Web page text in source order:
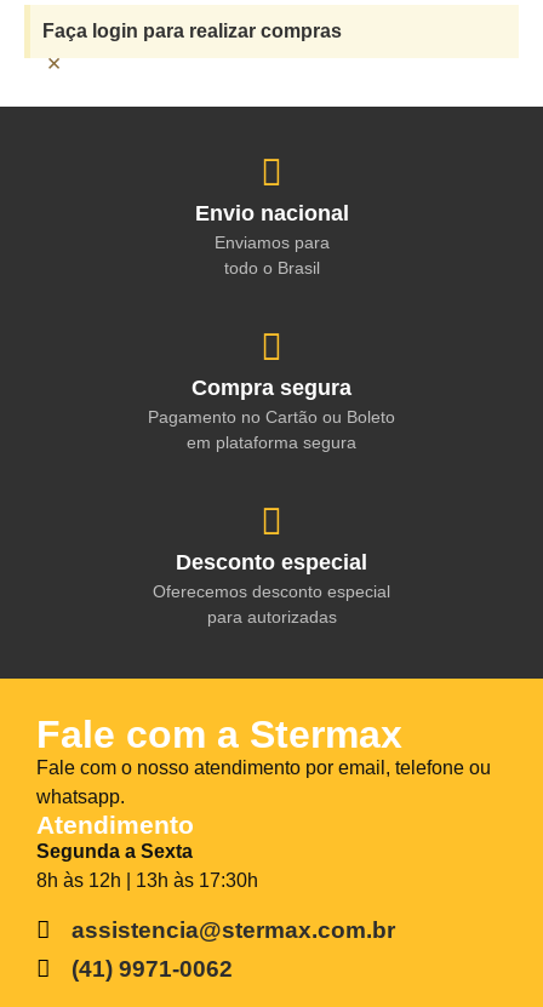
Faça login para realizar compras
×
Envio nacional
Enviamos para
todo o Brasil
Compra segura
Pagamento no Cartão ou Boleto
em plataforma segura
Desconto especial
Oferecemos desconto especial
para autorizadas
Fale com a Stermax
Fale com o nosso atendimento por email, telefone ou
whatsapp.
Atendimento
Segunda a Sexta
8h às 12h | 13h às 17:30h
assistencia@stermax.com.br
(41) 9971-0062